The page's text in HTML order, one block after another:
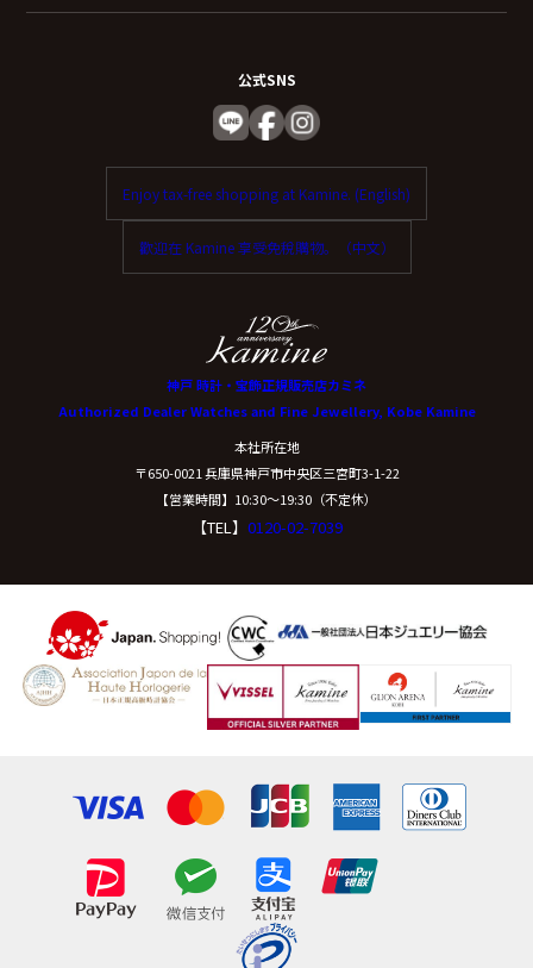
公式SNS
Enjoy tax-free shopping at Kamine. (English)
歡迎在 Kamine 享受免稅購物。（中文）
神戸 時計・宝飾正規販売店カミネ
Authorized Dealer Watches and Fine Jewellery, Kobe Kamine
本社所在地
〒650-0021 兵庫県神戸市中央区三宮町3-1-22
【営業時間】10:30〜19:30（不定休）
【TEL】 0120-02-7039